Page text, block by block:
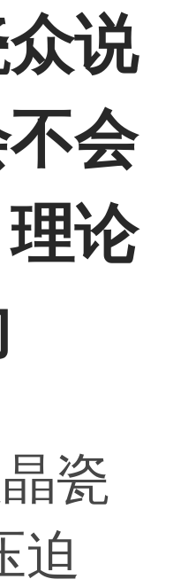
说
会
论
瓷
迫